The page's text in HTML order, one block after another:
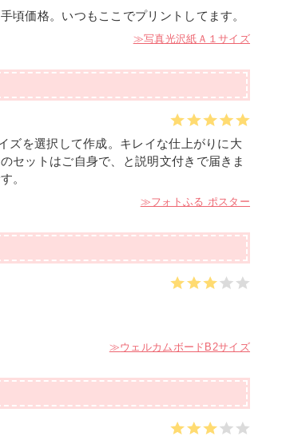
頃価格。いつもここでプリントしてます。
写真光沢紙Ａ１サイズ
ズを選択して作成。キレイな仕上がりに大
セットはご自身で、と説明文付きで届きま
。
フォトふる ポスター
ウェルカムボードB2サイズ